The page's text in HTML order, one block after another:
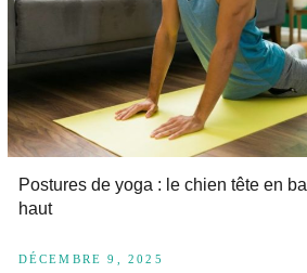
Postures de yoga : le chien tête en
haut
DÉCEMBRE 9, 2025